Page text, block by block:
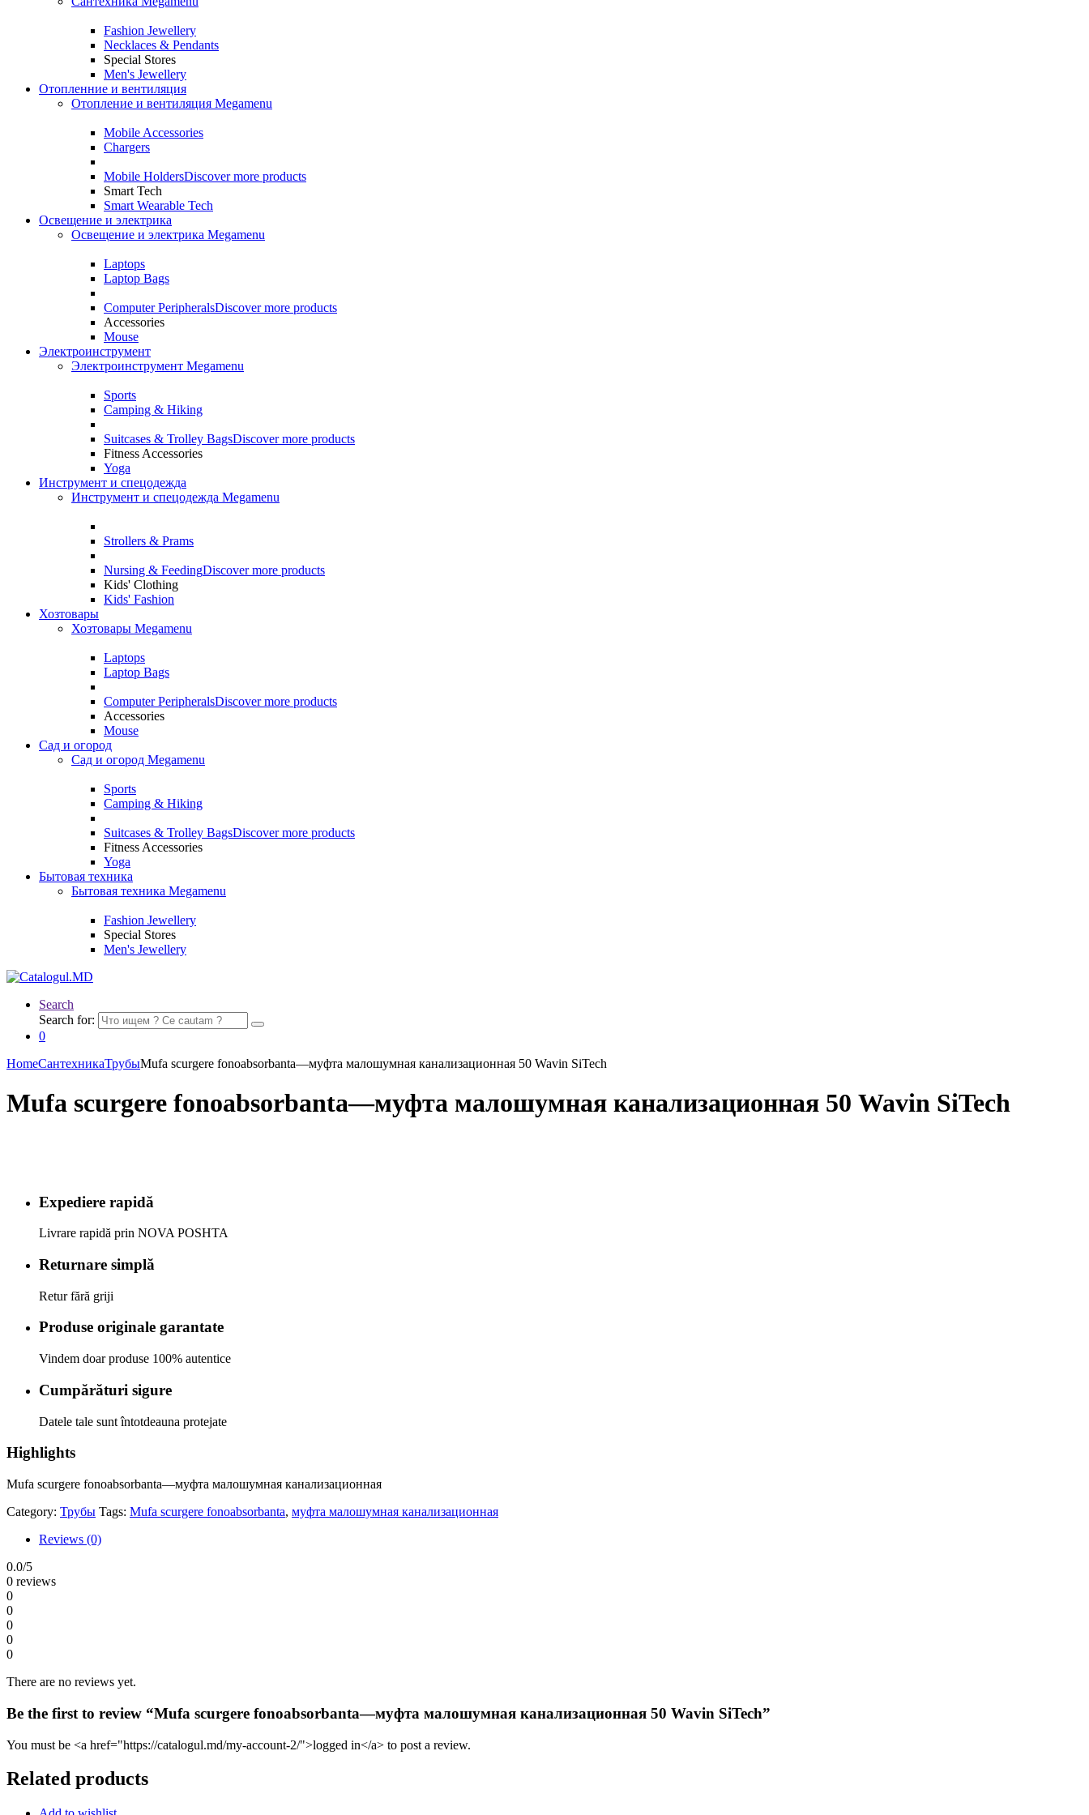
Fashion Jewellery
Necklaces & Pendants
Special Stores
Men's Jewellery
Отопленние и вентиляция
Отопление и вентиляция Megamenu
Mobile Accessories
Chargers
Mobile HoldersDiscover more products
Smart Tech
Smart Wearable Tech
Освещение и электрика
Освещение и электрика Megamenu
Laptops
Laptop Bags
Computer PeripheralsDiscover more products
Accessories
Mouse
Электроинструмент
Электроинструмент Megamenu
Sports
Camping & Hiking
Suitcases & Trolley BagsDiscover more products
Fitness Accessories
Yoga
Инструмент и спецодежда
Инструмент и спецодежда Megamenu
Strollers & Prams
Nursing & FeedingDiscover more products
Kids' Clothing
Kids' Fashion
Хозтовары
Хозтовары Megamenu
Laptops
Laptop Bags
Computer PeripheralsDiscover more products
Accessories
Mouse
Сад и огород
Сад и огород Megamenu
Sports
Camping & Hiking
Suitcases & Trolley BagsDiscover more products
Fitness Accessories
Yoga
Бытовая техника
Бытовая техника Megamenu
Fashion Jewellery
Special Stores
Men's Jewellery
Search
Search for:
0
HomeСантехникаТрубыMufa scurgere fonoabsorbanta—муфта малошумная канализационная 50 Wavin SiTech
Mufa scurgere fonoabsorbanta—муфта малошумная канализационная 50 Wavin SiTech
Expediere rapidă
Livrare rapidă prin NOVA POSHTA
Returnare simplă
Retur fără griji
Produse originale garantate
Vindem doar produse 100% autentice
Cumpărături sigure
Datele tale sunt întotdeauna protejate
Highlights
Mufa scurgere fonoabsorbanta—муфта малошумная канализационная
Category: Трубы Tags: Mufa scurgere fonoabsorbanta, муфта малошумная канализационная
Reviews (0)
0.0/5
0 reviews
0
0
0
0
0
There are no reviews yet.
Be the first to review “Mufa scurgere fonoabsorbanta—муфта малошумная канализационная 50 Wavin SiTech”
You must be <a href="https://catalogul.md/my-account-2/">logged in</a> to post a review.
Related products